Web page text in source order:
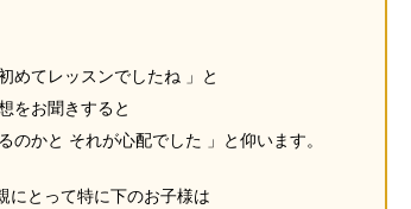
めてレッスンでしたね 」と
をお聞きすると
かと それが心配でした 」と仰います。
にとって特に下のお子様は